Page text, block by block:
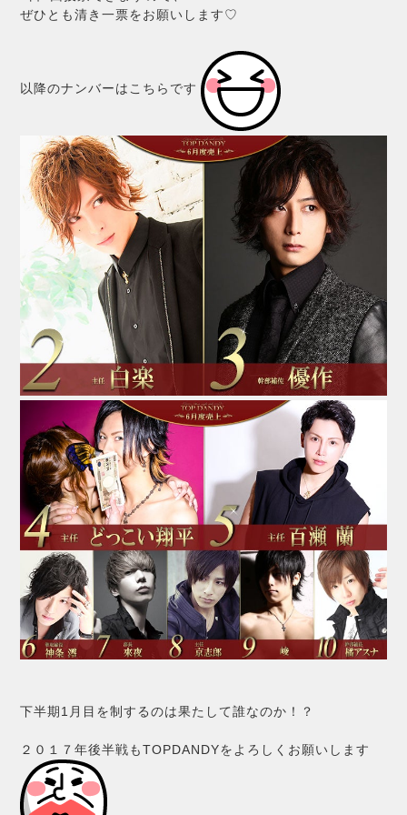
ぜひとも清き一票をお願いします♡
以降のナンバーはこちらです
下半期1月目を制するのは果たして誰なのか！？
２０１７年後半戦もTOPDANDYをよろしくお願いします